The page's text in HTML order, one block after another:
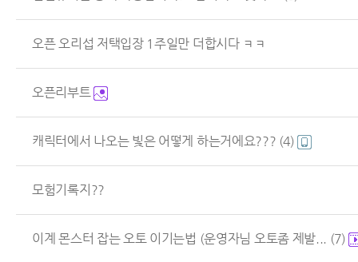
오픈 오리섭 저택입장 1주일만 더합시다 ㅋㅋ
오픈리부트
캐릭터에서 나오는 빛은 어떻게 하는거에요??? (4)
모험기록지??
이계 몬스터 잡는 오토 이기는법 (운영자님 오토좀 제발... (7)